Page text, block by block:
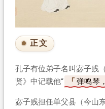
正文
孔子有位弟子名叫宓子贱
贤》中记载他“
弹鸣琴
宓子贱担任单父县（今山